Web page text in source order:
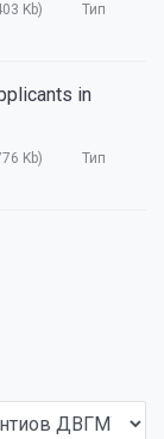
Kb)
Тип
in
Kb)
Тип